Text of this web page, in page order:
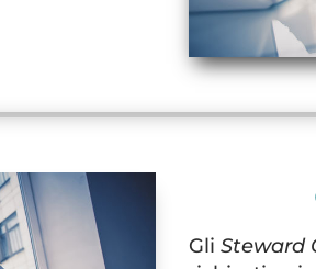
Gli Steward